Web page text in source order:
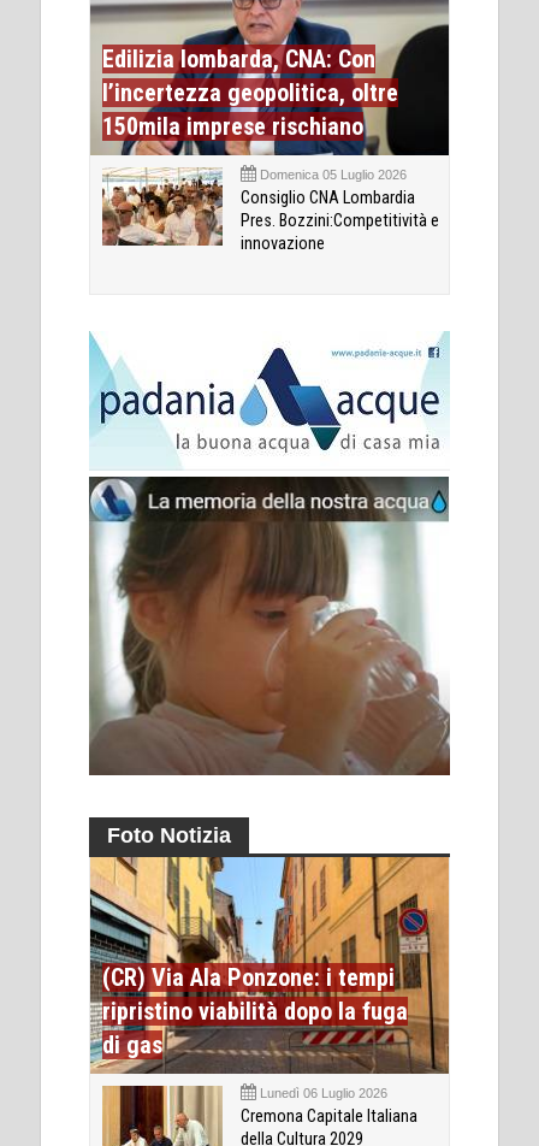
Edilizia lombarda, CNA: Con
l’incertezza geopolitica, oltre
150mila imprese rischiano
Domenica 05 Luglio 2026
Consiglio CNA Lombardia
Pres. Bozzini:Competitività e
innovazione
Foto Notizia
(CR) Via Ala Ponzone: i tempi
ripristino viabilità dopo la fuga
di gas
Lunedì 06 Luglio 2026
Cremona Capitale Italiana
della Cultura 2029